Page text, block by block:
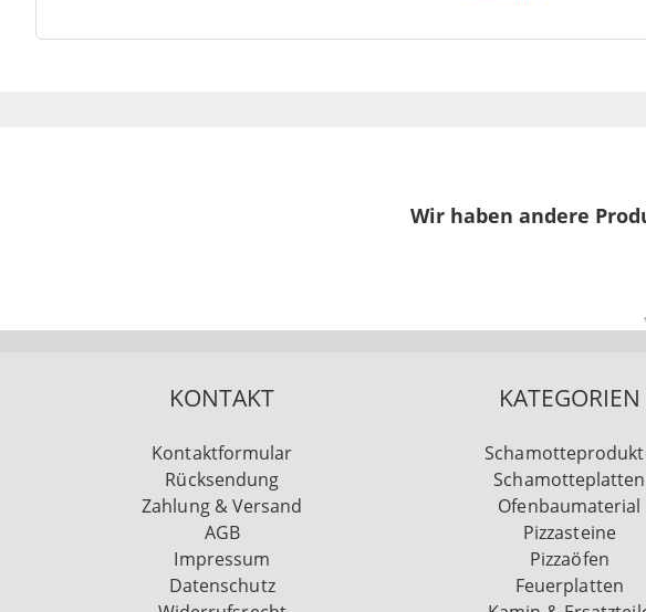
Wir haben andere
KONTAKT
Kontaktformular
Rücksendung
Zahlung & Versand
AGB
Impressum
Datenschutz
KATEGORIEN
Schamotteplatten
Ofenbaumaterial
Pizzasteine
Pizzaöfen
Feuerplatten